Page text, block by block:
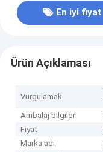
En iyi fiyat
Ürün Açıklaması
Vurgulamak
Ambalaj bilgileri
Fiyat
Marka adı